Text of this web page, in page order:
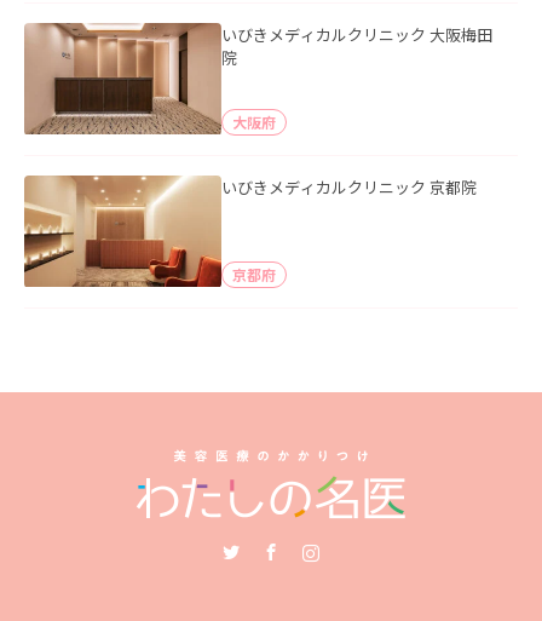
いびきメディカルクリニック 大阪梅田
院
大阪府
いびきメディカルクリニック 京都院
京都府